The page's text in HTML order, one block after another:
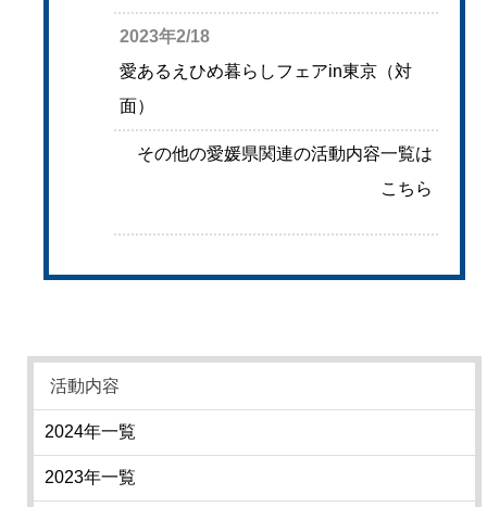
2023年2/18
愛あるえひめ暮らしフェアin東京（対
面）
その他の愛媛県関連の活動内容一覧は
こちら
活動内容
2024年一覧
2023年一覧